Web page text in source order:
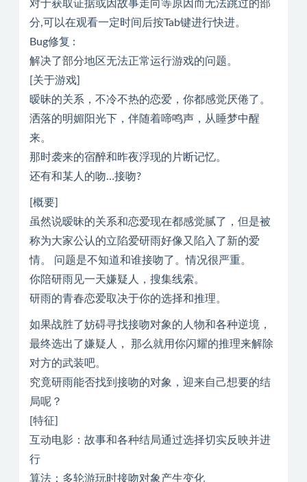
对于获取证据或因故事走向等原因而无法跳过的部
分,可以在观看一定时间后按Tab键进行快进。
Bug修复 :
解决了部分地区无法正常运行游戏的问题。
[关于游戏]
暧昧的关系，不冷不热的恋爱，你都感觉厌倦了。
洒落的明媚阳光下，伴随着啼鸣声，从睡梦中醒
来。
那时袭来的宿醉和昨夜浮现的片断记忆。
还有和某人的吻…接吻?
[概要]
虽然说暧昧的关系和恋爱现在都感觉腻了，但是被
称为大家公认的立陷爱研雨好像又陷入了新的爱
情。 问题是不知道和谁接吻了。情况很严重。
你陪研雨见一天嫌疑人，搜集线索。
研雨的青春恋爱取决于你的选择和推理。
如果战胜了妨碍寻找接吻对象的人物和各种逆境，
最终选出了嫌疑人， 那么就用你闪耀的推理来解除
对方的武装吧。
究竟研雨能否找到接吻的对象，迎来自己想要的结
局呢？
[特征]
互动电影：故事和各种结局通过选择切实反映并进
行
算法：多轮游玩时接吻对象产生变化